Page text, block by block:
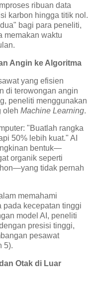
ribuan data
karbon hingga titik nol.
bagi para peneliti,
memakan waktu
Angin ke Algoritma
yang efisien
di terowongan angin
peneliti menggunakan
oleh Machine Learning.
"Buatlah rangka
50% lebih kuat." AI
bentuk—
organik seperti
tidak pernah
memahami
pada kecepatan tinggi
model AI, peneliti
presisi tinggi,
pesawat
5).
Otak di Luar